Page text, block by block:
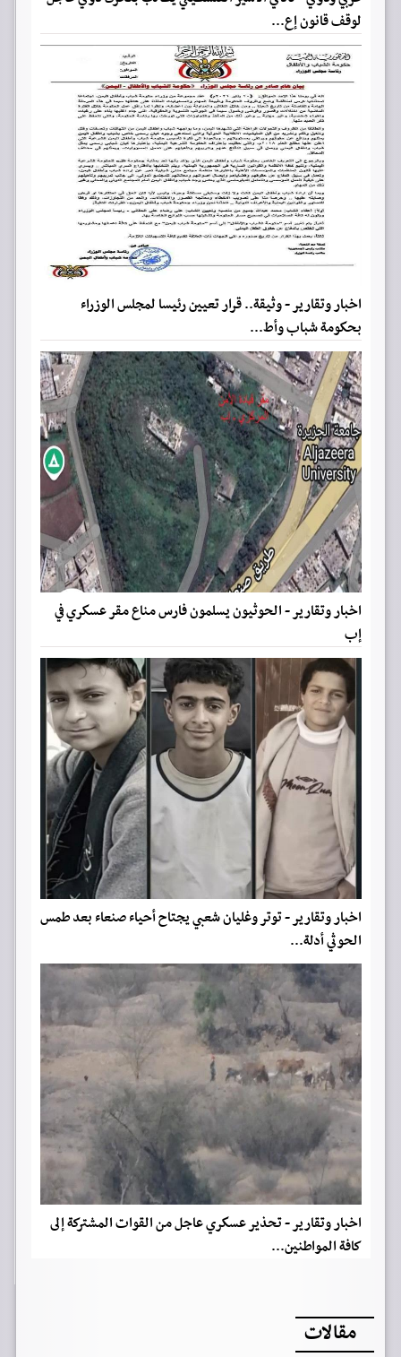
لوقف قانون إع...
اخبار وتقارير - وثيقة.. قرار تعيين رئيسا لمجلس الوزراء
بحكومة شباب وأط...
اخبار وتقارير - الحوثيون يسلمون فارس مناع مقر عسكري في
إب
اخبار وتقارير - توتر وغليان شعبي يجتاح أحياء صنعاء بعد طمس
الحوثي أدلة...
اخبار وتقارير - تحذير عسكري عاجل من القوات المشتركة إلى
كافة المواطنين...
مقالات